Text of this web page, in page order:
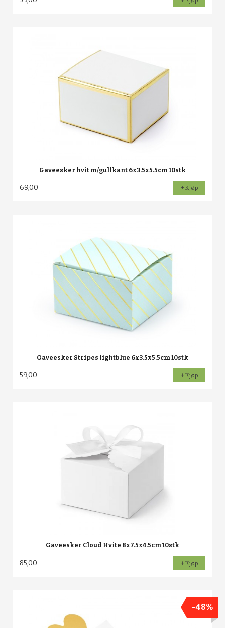
Gaveesker hvit m/gullkant 6x3.5x5.5cm 10stk
69,00 Kjøp
Gaveesker Stripes lightblue 6x3.5x5.5cm 10stk
59,00 Kjøp
Gaveesker Cloud Hvite 8x7.5x4.5cm 10stk
85,00 Kjøp
-48%